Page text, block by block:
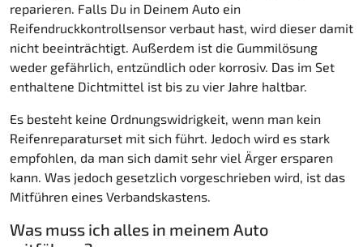
reparieren. Falls Du in Deinem Auto ein
Reifendruckkontrollsensor verbaut hast, wird dieser damit
nicht beeinträchtigt. Außerdem ist die Gummilösung
weder gefährlich, entzündlich oder korrosiv. Das im Set
enthaltene Dichtmittel ist bis zu vier Jahre haltbar.
Es besteht keine Ordnungswidrigkeit, wenn man kein
Reifenreparaturset mit sich führt. Jedoch wird es stark
empfohlen, da man sich damit sehr viel Ärger ersparen
kann. Was jedoch gesetzlich vorgeschrieben wird, ist das
Mitführen eines Verbandskastens.
Was muss ich alles in meinem Auto